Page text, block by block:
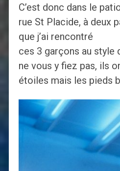
C’est donc dans le
rue St Placide, à deux
que j’ai rencontré
ces 3 garçons au style
ne vous y fiez pas, ils
étoiles mais les pieds